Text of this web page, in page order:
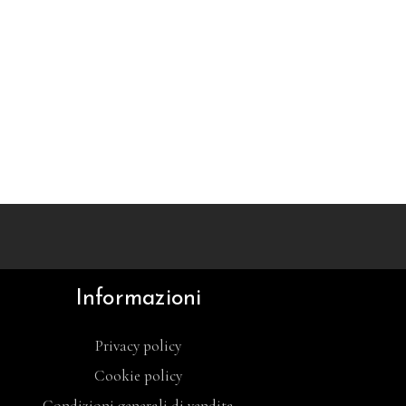
Informazioni
Privacy policy
Cookie policy